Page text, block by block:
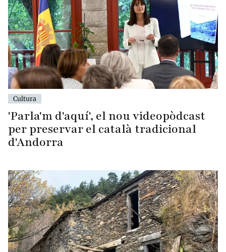
Cultura
'Parla'm d'aquí', el nou videopòdcast
per preservar el català tradicional
d'Andorra